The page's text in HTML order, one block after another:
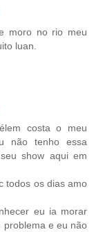
moro no rio meu
luan.
costa o meu
não tenho essa
show aqui em
todos os dias amo
eu ia morar
problema e eu não